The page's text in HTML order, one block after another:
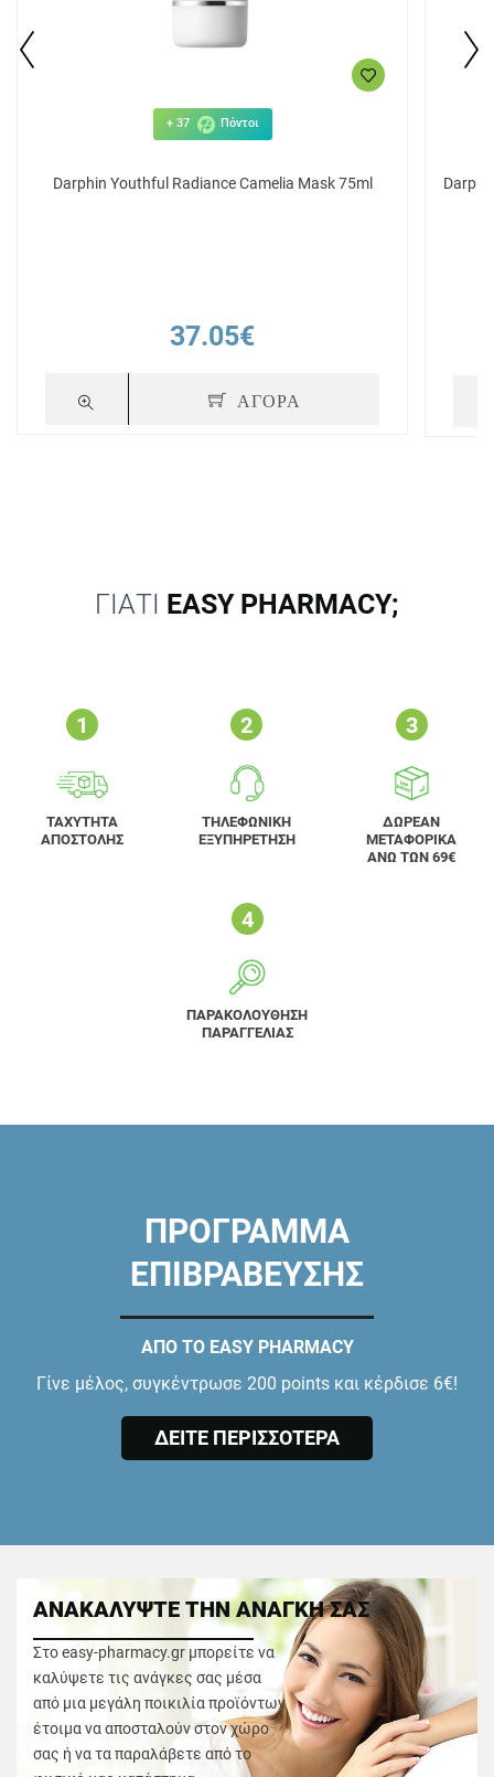
+ 37 Πόντοι
Darphin Youthful Radiance Camelia Mask 75ml
37.05€
ΑΓΟΡΑ
ΓΙΑΤΙ EASY PHARMACY;
ΤΑΧΥΤΗΤΑ
ΑΠΟΣΤΟΛΗΣ
ΤΗΛΕΦΩΝΙΚΗ
ΕΞΥΠΗΡΕΤΗΣΗ
ΔΩΡΕΑΝ
ΜΕΤΑΦΟΡΙΚΑ
ΑΝΩ ΤΩΝ 69€
ΠΑΡΑΚΟΛΟΥΘΗΣΗ
ΠΑΡΑΓΓΕΛΙΑΣ
ΠΡΟΓΡΑΜΜΑ
ΕΠΙΒΡΑΒΕΥΣΗΣ
ΑΠΟ ΤΟ EASY PHARMACY
Γίνε μέλος, συγκέντρωσε 200 points και κέρδισε 6€!
ΔΕΙΤΕ ΠΕΡΙΣΣΟΤΕΡΑ
ΑΝΑΚΑΛΥΨΤΕ ΤΗΝ ΑΝΑΓΚΗ ΣΑΣ
Στο easy-pharmacy.gr μπορείτε να
καλύψετε τις ανάγκες σας μέσα
από μια μεγάλη ποικιλία προϊόντων
έτοιμα να αποσταλούν στον χώρο
σας ή να τα παραλάβετε από το